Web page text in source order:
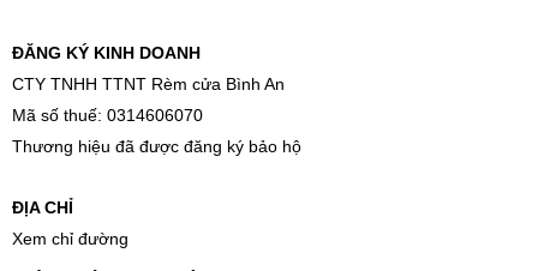
ĐĂNG KÝ KINH DOANH
CTY TNHH TTNT Rèm cửa Bình An
Mã số thuế: 0314606070
Thương hiệu đã được đăng ký bảo hộ
ĐỊA CHỈ
Xem chỉ đường